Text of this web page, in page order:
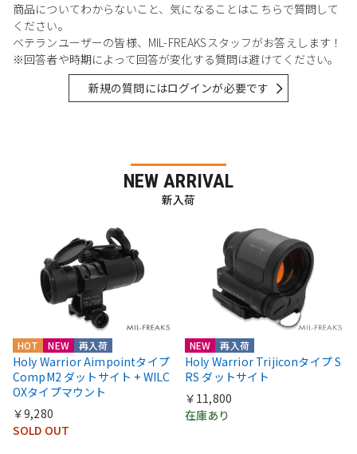
商品についてわからないこと、気になることはこちらで質問して
ください。
ベテランユーザーの皆様、MIL-FREAKSスタッフがお答えします！
※回答者や時期によって回答が変化する質問は避けてください。
新規の質問にはログインが必要です
NEW ARRIVAL
新入荷
HOT NEW 再入荷
Holy Warrior Aimpointタイプ
CompM2 ダットサイト + WILC
OXタイプマウント
￥9,280
SOLD OUT
NEW 再入荷
Holy Warrior Trijiconタイプ S
RS ダットサイト
￥11,800
在庫あり